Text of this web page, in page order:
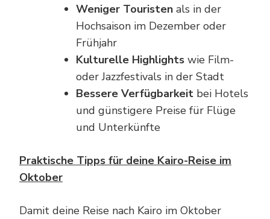
Weniger Touristen als in der
Hochsaison im Dezember oder
Frühjahr
Kulturelle Highlights wie Film-
oder Jazzfestivals in der Stadt
Bessere Verfügbarkeit bei Hotels
und günstigere Preise für Flüge
und Unterkünfte
Praktische Tipps für deine Kairo-Reise im
Oktober
Damit deine Reise nach Kairo im Oktober